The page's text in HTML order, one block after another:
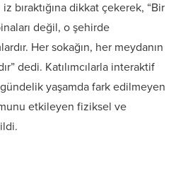
bıraktığına dikkat çekerek, “Bir
değil, o şehirde
Her sokağın, her meydanın
dedi. Katılımcılarla interaktif
yaşamda fark edilmeyen
etkileyen fiziksel ve